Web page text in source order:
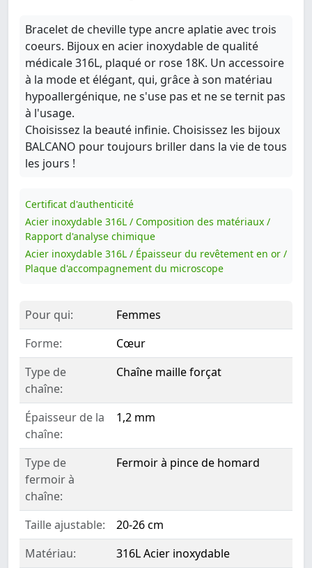
Bracelet de cheville type ancre aplatie avec trois
coeurs. Bijoux en acier inoxydable de qualité
médicale 316L, plaqué or rose 18K. Un accessoire
à la mode et élégant, qui, grâce à son matériau
hypoallergénique, ne s'use pas et ne se ternit pas
à l'usage.
Choisissez la beauté infinie. Choisissez les bijoux
BALCANO pour toujours briller dans la vie de tous
les jours !
Certificat d'authenticité
Acier inoxydable 316L / Composition des matériaux /
Rapport d'analyse chimique
Acier inoxydable 316L / Épaisseur du revêtement en or /
Plaque d'accompagnement du microscope
Pour qui:
Femmes
Forme:
Cœur
Type de
chaîne:
Chaîne maille forçat
Épaisseur de la
chaîne:
1,2 mm
Type de
fermoir à
chaîne:
Fermoir à pince de homard
Taille ajustable:
20-26 cm
Matériau:
316L Acier inoxydable